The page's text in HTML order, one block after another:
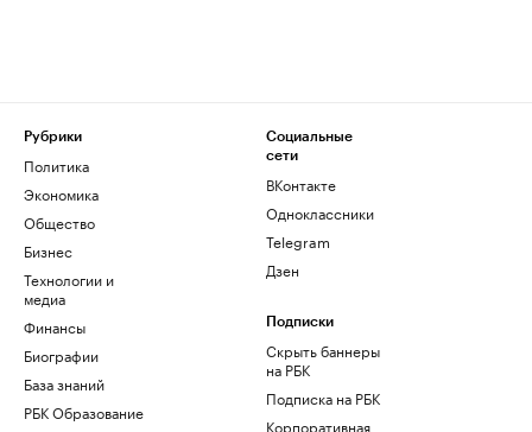
Рубрики
Политика
Экономика
Общество
Бизнес
Технологии и
медиа
Финансы
Биографии
База знаний
РБК Образование
Социальные
сети
ВКонтакте
Одноклассники
Telegram
Дзен
Подписки
Скрыть баннеры
на РБК
Подписка на РБК
Корпоративная